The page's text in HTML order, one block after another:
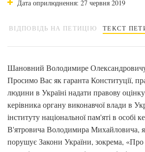
Дата оприлюднення: 27 червня 2019
ВІДПОВІДЬ НА ПЕТИЦІЮ ТЕКСТ
Шановний Володимире
Просимо Вас як гаранта Конституції,
людини в Україні надати правову оцінку
керівника органу виконавчої влади в
інституту національної пам'яті в особі
В'ятровича Володимира Михайловича,
порушує Закони України, зокрема, «Про